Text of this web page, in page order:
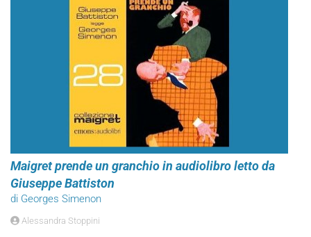
Maigret prende un granchio in audiolibro letto da
Giuseppe Battiston
di Georges Simenon
Alessandra Stoppini